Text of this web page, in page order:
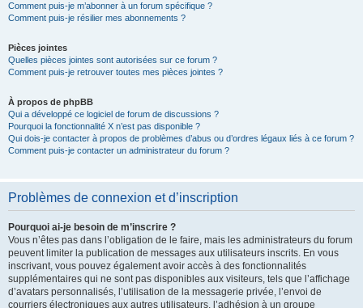
Comment puis-je m’abonner à un forum spécifique ?
Comment puis-je résilier mes abonnements ?
Pièces jointes
Quelles pièces jointes sont autorisées sur ce forum ?
Comment puis-je retrouver toutes mes pièces jointes ?
À propos de phpBB
Qui a développé ce logiciel de forum de discussions ?
Pourquoi la fonctionnalité X n’est pas disponible ?
Qui dois-je contacter à propos de problèmes d’abus ou d’ordres légaux liés à ce forum ?
Comment puis-je contacter un administrateur du forum ?
Problèmes de connexion et d’inscription
Pourquoi ai-je besoin de m’inscrire ?
Vous n’êtes pas dans l’obligation de le faire, mais les administrateurs du forum
peuvent limiter la publication de messages aux utilisateurs inscrits. En vous
inscrivant, vous pouvez également avoir accès à des fonctionnalités
supplémentaires qui ne sont pas disponibles aux visiteurs, tels que l’affichage
d’avatars personnalisés, l’utilisation de la messagerie privée, l’envoi de
courriers électroniques aux autres utilisateurs, l’adhésion à un groupe